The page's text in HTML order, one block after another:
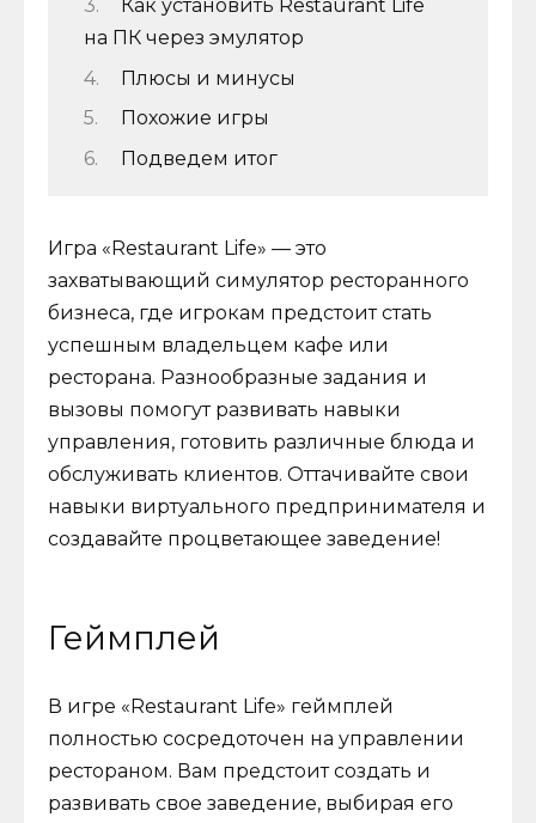
Как установить Restaurant Life
на ПК через эмулятор
Плюсы и минусы
Похожие игры
Подведем итог
Игра «Restaurant Life» — это
захватывающий симулятор ресторанного
бизнеса, где игрокам предстоит стать
успешным владельцем кафе или
ресторана. Разнообразные задания и
вызовы помогут развивать навыки
управления, готовить различные блюда и
обслуживать клиентов. Оттачивайте свои
навыки виртуального предпринимателя и
создавайте процветающее заведение!
Геймплей
В игре «Restaurant Life» геймплей
полностью сосредоточен на управлении
рестораном. Вам предстоит создать и
развивать свое заведение, выбирая его